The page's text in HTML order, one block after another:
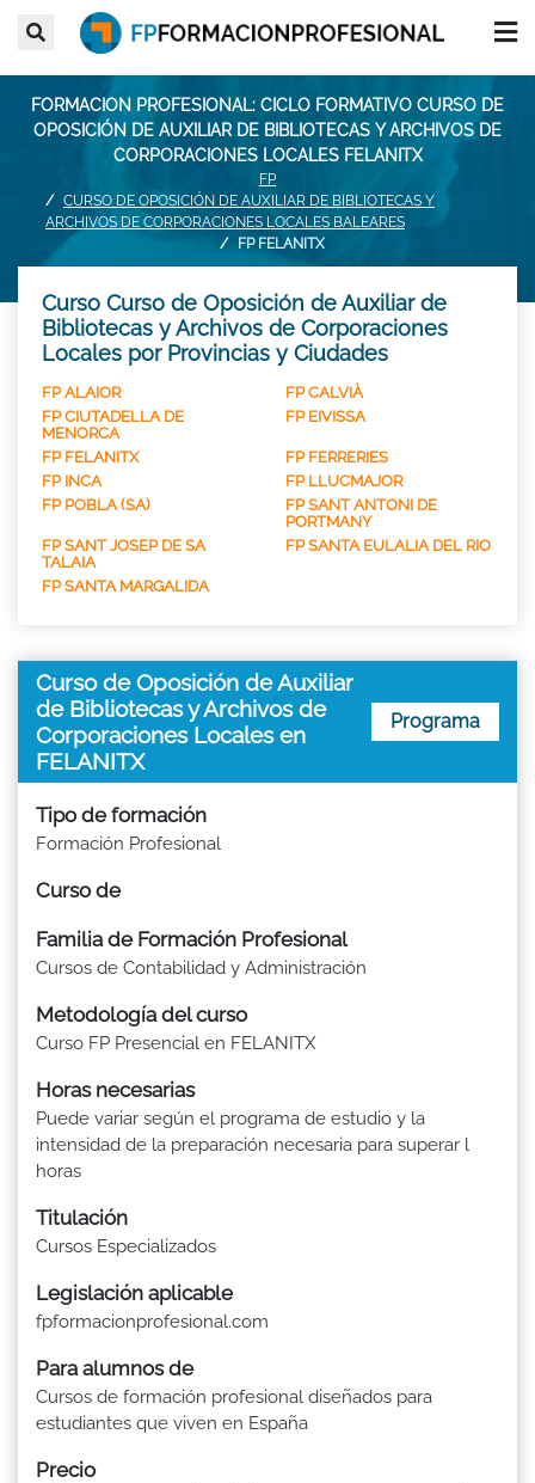
FORMACION PROFESIONAL: CICLO FORMATIVO CURSO DE
OPOSICIÓN DE AUXILIAR DE BIBLIOTECAS Y ARCHIVOS DE
CORPORACIONES LOCALES FELANITX
FP
CURSO DE OPOSICIÓN DE AUXILIAR DE BIBLIOTECAS Y
ARCHIVOS DE CORPORACIONES LOCALES BALEARES
FP FELANITX
Curso Curso de Oposición de Auxiliar de
Bibliotecas y Archivos de Corporaciones
Locales por Provincias y Ciudades
FP ALAIOR
FP CALVIÀ
FP CIUTADELLA DE
MENORCA
FP EIVISSA
FP FELANITX
FP FERRERIES
FP INCA
FP LLUCMAJOR
FP POBLA (SA)
FP SANT ANTONI DE
PORTMANY
FP SANT JOSEP DE SA
TALAIA
FP SANTA EULALIA DEL RIO
FP SANTA MARGALIDA
Curso de Oposición de Auxiliar
de Bibliotecas y Archivos de
Corporaciones Locales en
FELANITX
Programa
Tipo de formación
Formación Profesional
Curso de
Familia de Formación Profesional
Cursos de Contabilidad y Administración
Metodología del curso
Curso FP Presencial en FELANITX
Horas necesarias
Puede variar según el programa de estudio y la
intensidad de la preparación necesaria para superar l
horas
Titulación
Cursos Especializados
Legislación aplicable
fpformacionprofesional.com
Para alumnos de
Cursos de formación profesional diseñados para
estudiantes que viven en España
Precio